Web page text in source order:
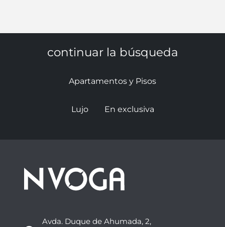
continuar la búsqueda
Apartamentos y Pisos
Lujo En exclusiva
Avda. Duque de Ahumada, 2,